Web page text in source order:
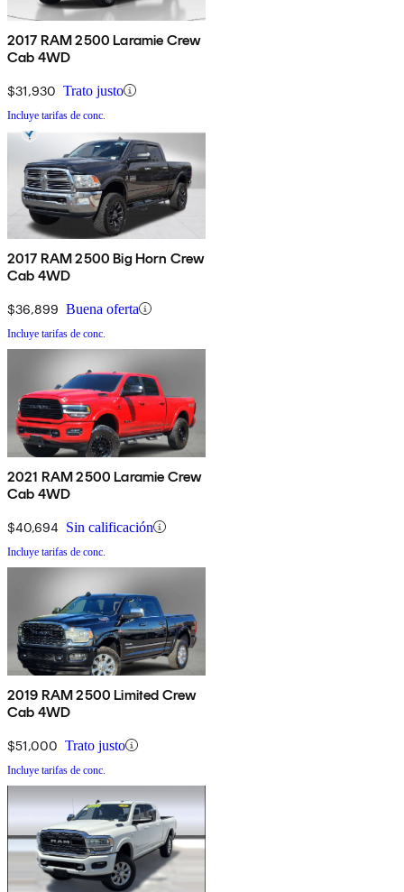
2017 RAM 2500 Laramie Crew
Cab 4WD
$31,930 Trato justo
Incluye tarifas de conc.
2017 RAM 2500 Big Horn Crew
Cab 4WD
$36,899 Buena oferta
Incluye tarifas de conc.
2021 RAM 2500 Laramie Crew
Cab 4WD
$40,694 Sin calificación
Incluye tarifas de conc.
2019 RAM 2500 Limited Crew
Cab 4WD
$51,000 Trato justo
Incluye tarifas de conc.